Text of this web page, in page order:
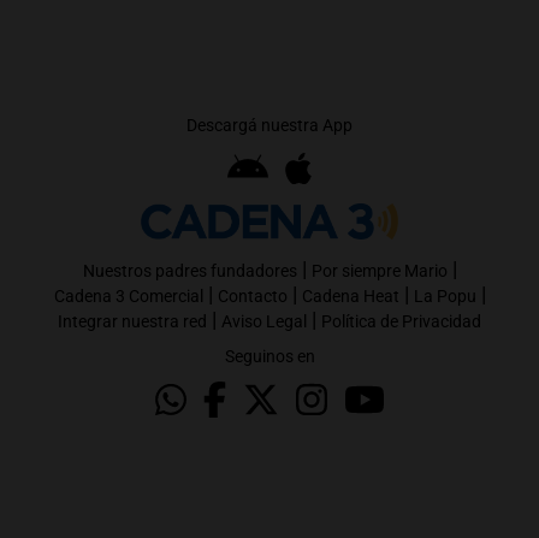
Descargá nuestra App
Nuestros padres fundadores | Por siempre Mario |
Cadena 3 Comercial | Contacto | Cadena Heat | La Popu |
Integrar nuestra red | Aviso Legal | Política de Privacidad
Seguinos en